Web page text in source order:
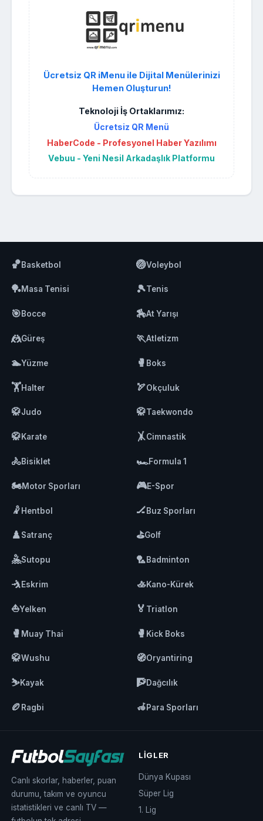
Ücretsiz QR iMenu ile Dijital Menülerinizi
Hemen Oluşturun!
Teknoloji İş Ortaklarımız:
Ücretsiz QR Menü
HaberCode - Profesyonel Haber Yazılımı
Vebuu - Yeni Nesil Arkadaşlık Platformu
🏀Basketbol 🏐Voleybol
🏓Masa Tenisi 🎾Tenis
🎯Bocce 🏇At Yarışı
🤼Güreş 🏃Atletizm
🏊Yüzme 🥊 Boks
🏋️Halter 🏹Okçuluk
🥋Judo 🥋Taekwondo
🥋Karate 🤸Cimnastik
🚴Bisiklet 🏎️Formula 1
🏍️Motor Sporları 🎮E-Spor
🤾Hentbol 🏒Buz Sporları
♟️Satranç ⛳Golf
🤽Sutopu 🏸Badminton
🤺Eskrim 🚣Kano-Kürek
⛵Yelken 🏅 Triatlon
🥊 Muay Thai 🥊 Kick Boks
🥋Wushu 🧭Oryantiring
⛷️Kayak 🧗Dağcılık
🏉 Ragbi 🦽Para Sporları
Canlı skorlar, haberler, puan
durumu, takım ve oyuncu
istatistikleri ve canlı TV —
LIGLER
Dünya Kupası
Süper Lig
1. Lig